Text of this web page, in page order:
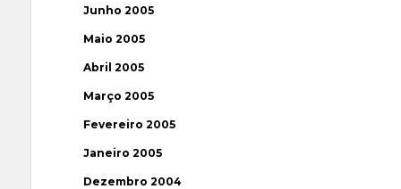
Junho 2005
Maio 2005
Abril 2005
Março 2005
Fevereiro 2005
Janeiro 2005
Dezembro 2004